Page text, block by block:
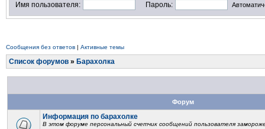
Имя пользователя: Пароль:
Сообщения без ответов | Активные темы
Список форумов » Барахолка
Форум
Информация по барахолке
В этом форуме персональный счетчик сообщений пользователя